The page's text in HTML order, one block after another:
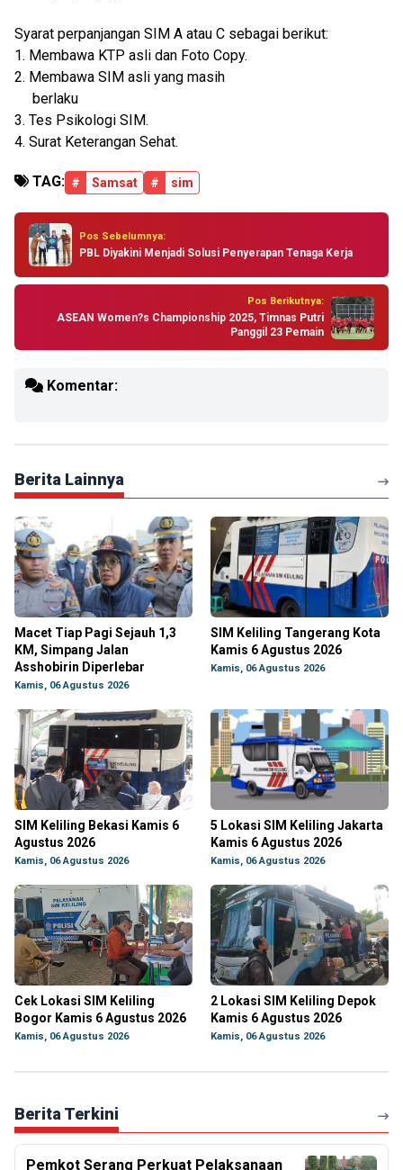
Syarat perpanjangan SIM A atau C sebagai berikut:
1. Membawa KTP asli dan Foto Copy.
2. Membawa SIM asli yang masih
berlaku
3. Tes Psikologi SIM.
4. Surat Keterangan Sehat.
TAG: # Samsat # sim
Pos Sebelumnya:
PBL Diyakini Menjadi Solusi Penyerapan Tenaga Kerja
Pos Berikutnya:
ASEAN Women?s Championship 2025, Timnas Putri
Panggil 23 Pemain
Komentar:
Berita Lainnya
Macet Tiap Pagi Sejauh 1,3
KM, Simpang Jalan
Asshobirin Diperlebar
Kamis, 06 Agustus 2026
SIM Keliling Tangerang Kota
Kamis 6 Agustus 2026
Kamis, 06 Agustus 2026
SIM Keliling Bekasi Kamis 6
Agustus 2026
Kamis, 06 Agustus 2026
5 Lokasi SIM Keliling Jakarta
Kamis 6 Agustus 2026
Kamis, 06 Agustus 2026
Cek Lokasi SIM Keliling
Bogor Kamis 6 Agustus 2026
Kamis, 06 Agustus 2026
2 Lokasi SIM Keliling Depok
Kamis 6 Agustus 2026
Kamis, 06 Agustus 2026
Berita Terkini
Pemkot Serang Perkuat Pelaksanaan